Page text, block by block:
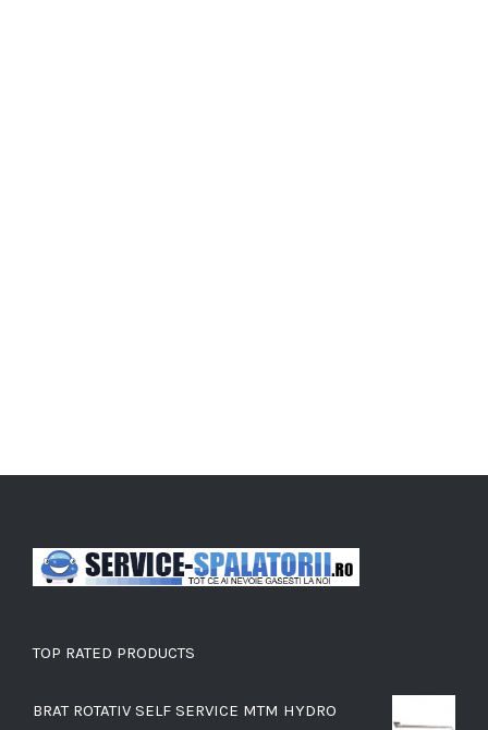
TOP RATED PRODUCTS
BRAT ROTATIV SELF SERVICE MTM HYDRO